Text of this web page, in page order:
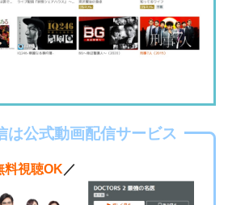
は公式動画配信サービス
視聴OK ／